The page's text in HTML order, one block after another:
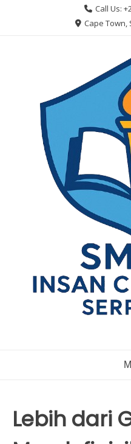
Call Us:
Cape Town,
Lebih dari